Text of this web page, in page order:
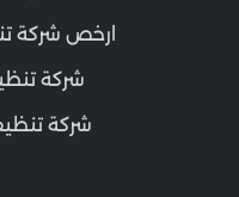
ارخص شركة
شركة
شركة